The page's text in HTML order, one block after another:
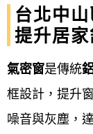
價和到府服務
心。 同時，企
以品牌提升來
品質：
台北中
提升居
氣密窗是傳統
框設計，提升
噪音與灰塵，